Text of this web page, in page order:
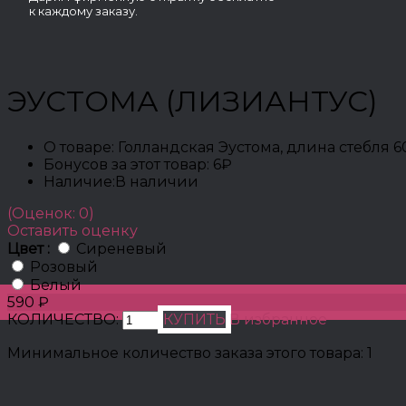
к каждому заказу.
ЭУСТОМА (ЛИЗИАНТУС)
О товаре: Голландская Эустома, длина стебля
Бонусов за этот товар: 6₽
Наличие:В наличии
(Оценок: 0)
Оставить оценку
Цвет :
Сиреневый
Розовый
Белый
590 ₽
КОЛИЧЕСТВО:
КУПИТЬ В избранное
Минимальное количество заказа этого товара: 1